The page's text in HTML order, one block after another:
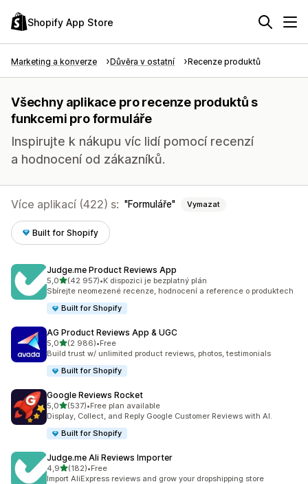
Shopify App Store
Marketing a konverze Důvěra v ostatní Recenze produktů
Všechny aplikace pro recenze produktů s
funkcemi pro formuláře
Inspirujte k nákupu víc lidí pomocí recenzí
a hodnocení od zákazníků.
Více aplikací (422) s: Formuláře Vymazat
Built for Shopify
Judge.me Product Reviews App
5,0z 5 hvězd
(42 957)
Celkový počet recenzí: 42957
•K dispozici je bezplatný plán
Sbírejte neomezené recenze, hodnocení a reference o produktech
Built for Shopify
AG Product Reviews App & UGC
5,0z 5 hvězd
(2 986)
Celkový počet recenzí: 2986
•Free
Build trust w/ unlimited product reviews, photos, testimonials
Built for Shopify
Google Reviews Rocket
5,0z 5 hvězd
(537)
Celkový počet recenzí: 537
•Free plan available
Display, Collect, and Reply Google Customer Reviews with AI.
Built for Shopify
Judge.me Ali Reviews Importer
4,9z 5 hvězd
(182)
Celkový počet recenzí: 182
•Free
Import AliExpress reviews and grow your dropshipping store